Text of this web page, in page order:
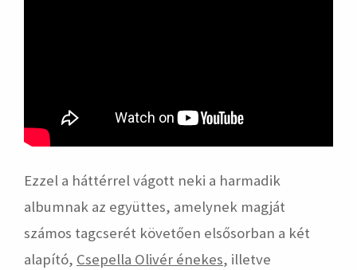
Ezzel a háttérrel vágott neki a harmadik
albumnak az együttes, amelynek magját
számos tagcserét követően elsősorban a két
alapító, Csepella Olivér énekes, illetve